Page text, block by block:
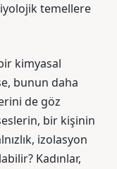
temellere
kimyasal
bunun daha
de göz
bir kişinin
izolasyon
Kadınlar,